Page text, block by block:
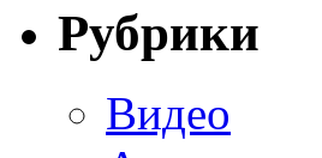
Рубрики
Видео